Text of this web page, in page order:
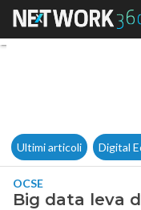
Ultimi articoli Digital
OCSE
Big data leva